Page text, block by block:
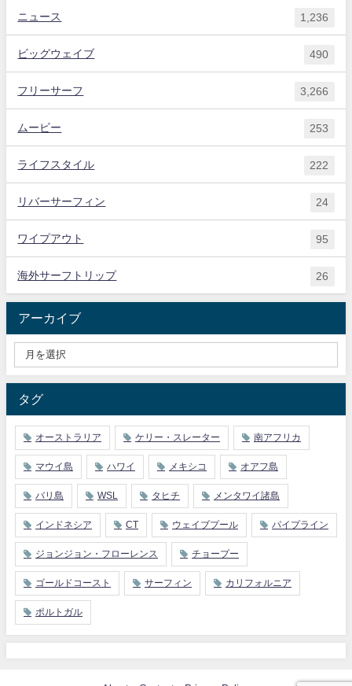
ニュース 1,236
ビッグウェイブ 490
フリーサーフ 3,266
ムービー 253
ライフスタイル 222
リバーサーフィン 24
ワイプアウト 95
海外サーフトリップ 26
アーカイブ
タグ
オーストラリア ケリー・スレーター 南アフリカ
マウイ島 ハワイ メキシコ オアフ島
バリ島 WSL タヒチ メンタワイ諸島
インドネシア CT ウェイブプール パイプライン
ジョンジョン・フローレンス チョープー
ゴールドコースト サーフィン カリフォルニア
ポルトガル